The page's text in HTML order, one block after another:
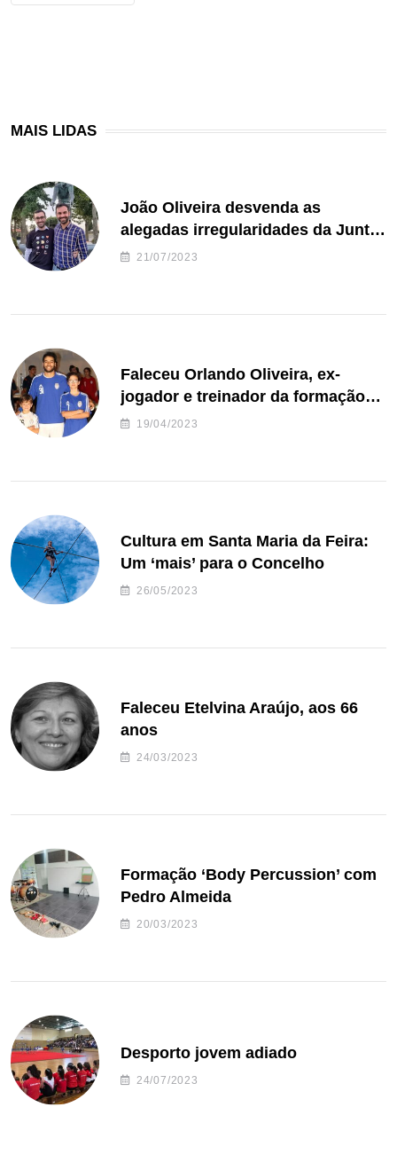
MAIS LIDAS
João Oliveira desvenda as
alegadas irregularidades da Junta
de Freguesia S. João de Ver
21/07/2023
Faleceu Orlando Oliveira, ex-
jogador e treinador da formação
de andebol do Feirense
19/04/2023
Cultura em Santa Maria da Feira:
Um ‘mais’ para o Concelho
26/05/2023
Faleceu Etelvina Araújo, aos 66
anos
24/03/2023
Formação ‘Body Percussion’ com
Pedro Almeida
20/03/2023
Desporto jovem adiado
24/07/2023